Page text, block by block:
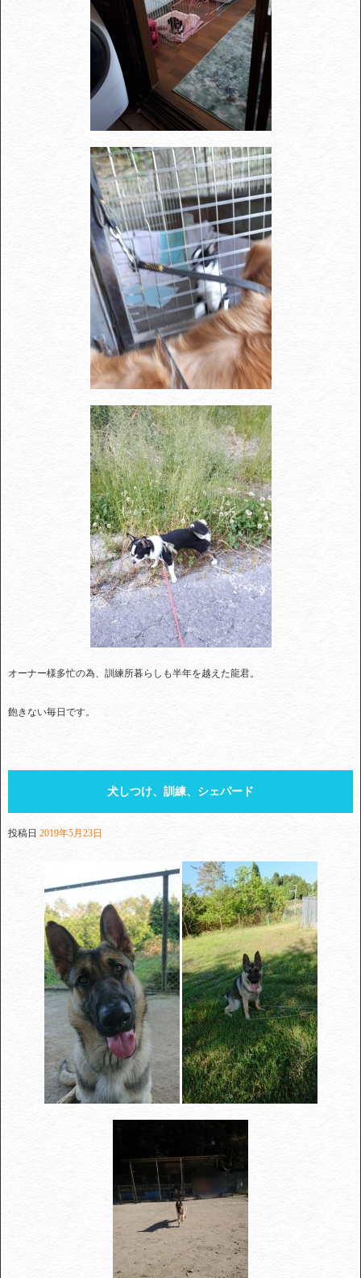
オーナー様多忙の為、訓練所暮らしも半年を越えた龍君。
飽きない毎日です。
犬しつけ、訓練、シェパード
投稿日 2019年5月23日